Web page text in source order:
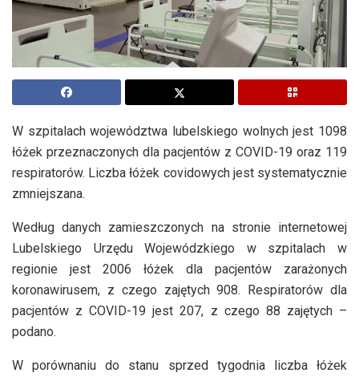
W szpitalach województwa lubelskiego wolnych jest 1098
łóżek przeznaczonych dla pacjentów z COVID-19 oraz 119
respiratorów. Liczba łóżek covidowych jest systematycznie
zmniejszana.
Według danych zamieszczonych na stronie internetowej
Lubelskiego Urzędu Wojewódzkiego w szpitalach w
regionie jest 2006 łóżek dla pacjentów zarażonych
koronawirusem, z czego zajętych 908. Respiratorów dla
pacjentów z COVID-19 jest 207, z czego 88 zajętych –
podano.
W porównaniu do stanu sprzed tygodnia liczba łóżek